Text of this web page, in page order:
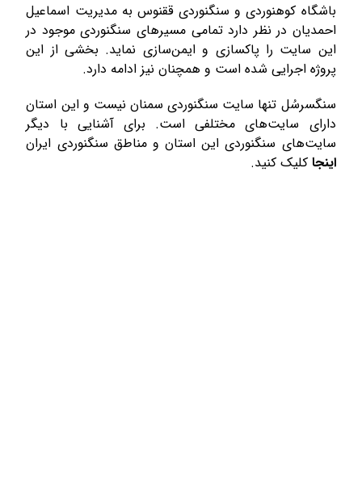
باشگاه کوهنوردی و سنگنوردی ققنوس به مدیریت اسماعیل
احمدیان در نظر دارد تمامی مسیرهای سنگنوردی موجود در
این سایت را پاکسازی و ایمن‌سازی نماید. بخشی از این
پروژه اجرایی شده است و همچنان نیز ادامه دارد.
سنگسرسُل تنها سایت سنگنوردی سمنان نیست و این استان
دارای سایت‌های مختلفی است. برای آشنایی با دیگر
سایت‌های سنگنوردی این استان و مناطق سنگنوردی ایران
اینجا کلیک کنید.